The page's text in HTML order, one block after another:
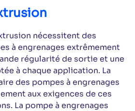
nécessitent des
à engrenages extrêmement
régularité de sortie et une
à chaque application. La
des pompes à engrenages
aux exigences de ces
La pompe à engrenages